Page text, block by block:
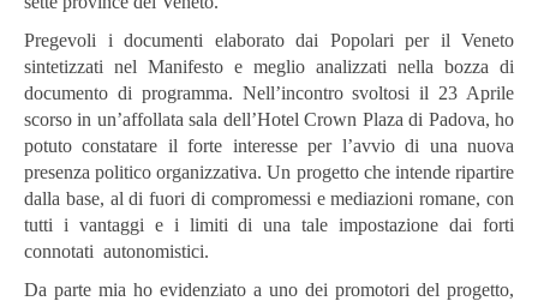
Pregevoli i documenti elaborato dai Popolari per il Veneto
sintetizzati nel Manifesto e meglio analizzati nella bozza di
documento di programma. Nell’incontro svoltosi il 23 Aprile
scorso in un’affollata sala dell’Hotel Crown Plaza di Padova, ho
potuto constatare il forte interesse per l’avvio di una nuova
presenza politico organizzativa. Un progetto che intende ripartire
dalla base, al di fuori di compromessi e mediazioni romane, con
tutti i vantaggi e i limiti di una tale impostazione dai forti
connotati autonomistici.
Da parte mia ho evidenziato a uno dei promotori del progetto,